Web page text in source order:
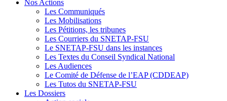
Nos Actions
Les Communiqués
Les Mobilisations
Les Pétitions, les tribunes
Les Courriers du SNETAP-FSU
Le SNETAP-FSU dans les instances
Les Textes du Conseil Syndical National
Les Audiences
Le Comité de Défense de l’EAP (CDDEAP)
Les Tutos du SNETAP-FSU
Les Dossiers